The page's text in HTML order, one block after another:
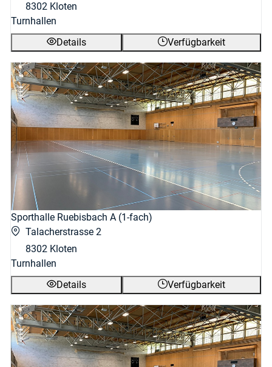
8302 Kloten
Turnhallen
Details
Verfügbarkeit
Sporthalle Ruebisbach A (1-fach)
Talacherstrasse 2
8302 Kloten
Turnhallen
Details
Verfügbarkeit